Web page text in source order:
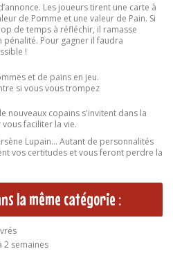
Les joueurs tirent une carte à
de Pomme et une valeur de Pain. Si
de temps à réfléchir, il ramasse
pénalité. Pour gagner il faudra
!
et de pains en jeu.
si vous vous trompez
nouveaux copains s'invitent dans la
faciliter la vie.
Lupain... Autant de personnalités
vos certitudes et vous feront perdre la
la même catégorie :
2 semaines